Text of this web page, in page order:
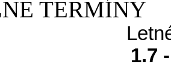
TERMÍNY
1.7